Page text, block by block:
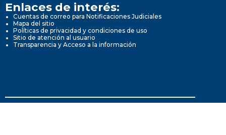
Enlaces de interés:
Cuentas de correo para Notificaciones Judiciales
Mapa del sitio
Políticas de privacidad y condiciones de uso
Sitio de atención al usuario
Transparencia y Acceso a la información